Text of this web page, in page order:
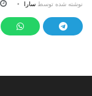
نوشته شده توسط سارا